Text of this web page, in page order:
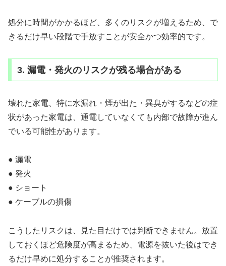
処分に時間がかかるほど、多くのリスクが増えるため、で
きるだけ早い段階で手放すことが安全かつ効率的です。
3. 漏電・発火のリスクが残る場合がある
壊れた家電、特に水漏れ・煙が出た・異臭がするなどの症
状があった家電は、通電していなくても内部で故障が進ん
でいる可能性があります。
● 漏電
● 発火
● ショート
● ケーブルの損傷
こうしたリスクは、見た目だけでは判断できません。放置
しておくほど危険度が高まるため、電源を抜いた後はでき
るだけ早めに処分することが推奨されます。